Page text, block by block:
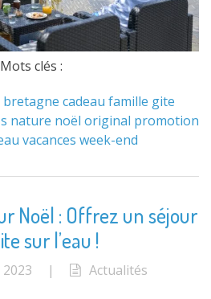
Mots clés :
bretagne cadeau famille gite
nature noël original promotion
vacances week-end
Noël : Offrez un séjour
sur l’eau !
| Actualités